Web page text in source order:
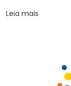
Leia mais